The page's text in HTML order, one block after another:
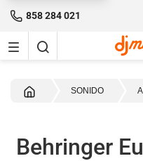
858 284 021
SONIDO
Behringer